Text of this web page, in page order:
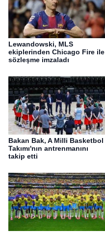
Lewandowski, MLS
ekiplerinden Chicago Fire ile
sözleşme imzaladı
Bakan Bak, A Milli Basketbol
Takımı'nın antrenmanını
takip etti